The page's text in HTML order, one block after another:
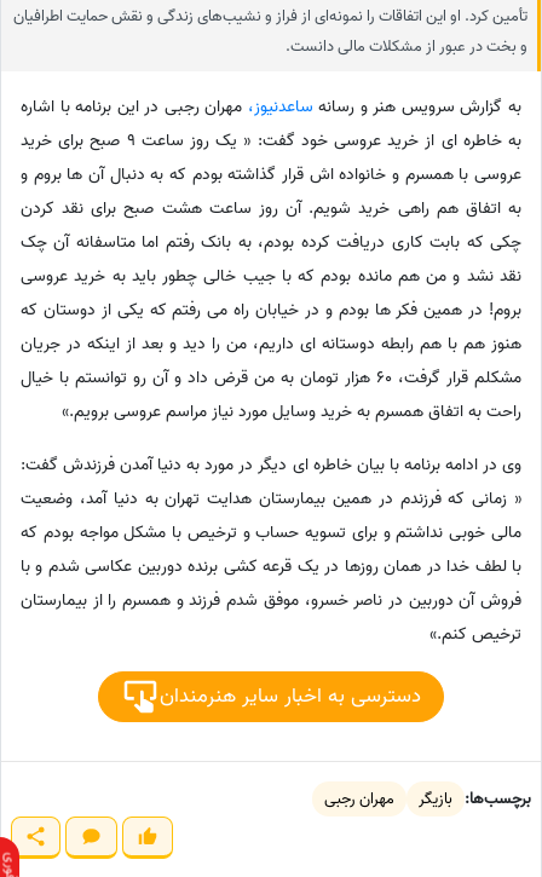
تأمین کرد. او این اتفاقات را نمونه‌ای از فراز و نشیب‌های زندگی و نقش حمایت اطرافیان
و بخت در عبور از مشکلات مالی دانست.
به گزارش سرویس هنر و رسانه ساعدنیوز، مهران رجبی در این برنامه با اشاره
به خاطره ای از خرید عروسی خود گفت: « یک روز ساعت 9 صبح برای خرید
عروسی با همسرم و خانواده اش قرار گذاشته بودم که به دنبال آن ها بروم و
به اتفاق هم راهی خرید شویم. آن روز ساعت هشت صبح برای نقد کردن
چکی که بابت کاری دریافت کرده بودم، به بانک رفتم اما متاسفانه آن چک
نقد نشد و من هم مانده بودم که با جیب خالی چطور باید به خرید عروسی
بروم! در همین فکر ها بودم و در خیابان راه می رفتم که یکی از دوستان که
هنوز هم با هم رابطه دوستانه ای داریم، من را دید و بعد از اینکه در جریان
مشکلم قرار گرفت، 60 هزار تومان به من قرض داد و آن رو توانستم با خیال
راحت به اتفاق همسرم به خرید وسایل مورد نیاز مراسم عروسی برویم.»
وی در ادامه برنامه با بیان خاطره ای دیگر در مورد به دنیا آمدن فرزندش گفت:
« زمانی که فرزندم در همین بیمارستان هدایت تهران به دنیا آمد، وضعیت
مالی خوبی نداشتم و برای تسویه حساب و ترخیص با مشکل مواجه بودم که
با لطف خدا در همان روزها در یک قرعه کشی برنده دوربین عکاسی شدم و با
فروش آن دوربین در ناصر خسرو، موفق شدم فرزند و همسرم را از بیمارستان
ترخیص کنم.»
دسترسی به اخبار سایر هنرمندان
برچسب‌ها: بازیگر مهران رجبی